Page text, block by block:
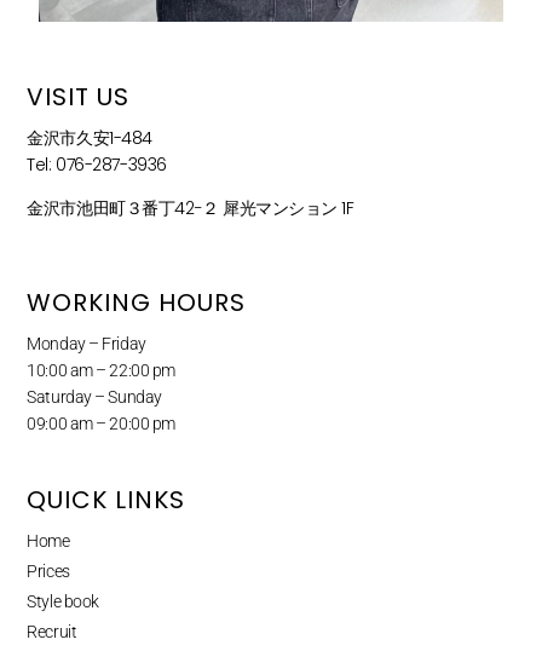
VISIT US
金沢市久安1-484
Tel: 076-287-3936
金沢市池田町３番丁42−２ 犀光マンション 1F
WORKING HOURS
Monday – Friday
10:00 am – 22:00 pm
Saturday – Sunday
09:00 am – 20:00 pm
QUICK LINKS
Home
Prices
Style book
Recruit